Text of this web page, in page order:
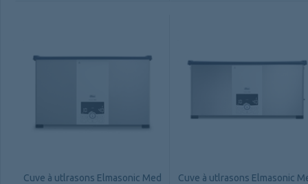
Cuve à utlrasons Elmasonic Med
Cuve à utlrasons Elmasonic